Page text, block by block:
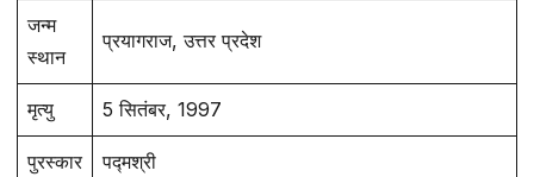
जन्म
स्थान
प्रयागराज, उत्तर प्रदेश
मृत्यु 5 सितंबर, 1997
पुरस्कार पद्मश्री